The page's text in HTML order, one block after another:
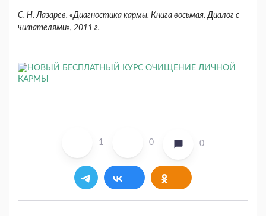
С. Н. Лазарев. «Диагностика кармы. Книга восьмая. Диалог с
читателями», 2011 г.
1 0 0